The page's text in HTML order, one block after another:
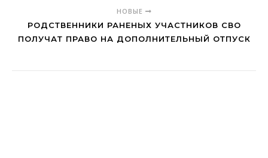
НОВЫЕ
РОДСТВЕННИКИ РАНЕНЫХ УЧАСТНИКОВ СВО
ПОЛУЧАТ ПРАВО НА ДОПОЛНИТЕЛЬНЫЙ ОТПУСК